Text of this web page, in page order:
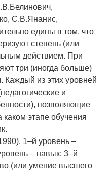
С.В.Янанис,
едины в том, что
степень (или
действием. При
три (иногда больше)
Каждый из этих уровней
и
по­зволяющие
каком этапе обучения
1–й уро­вень –
– навык; 3–й
(или умение высшего